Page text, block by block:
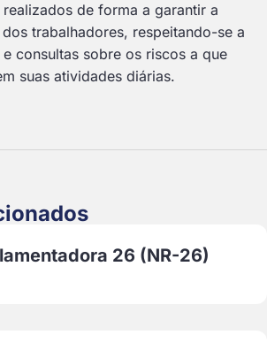
realizados de forma a garantir a
trabalhadores, respeitando-se a
consultas sobre os riscos a que
suas atividades diárias.
26 (NR-26)